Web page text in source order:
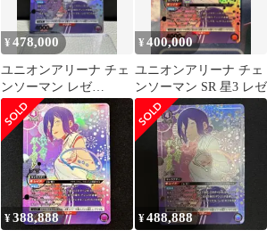
¥478,000
ユニオンアリーナ チェ
ンソーマン レゼ
SR★★★ 星3 パラレル
¥400,000
ユニオンアリーナ チェ
ンソーマン SR 星3 レゼ
¥388,888 ¥488,888